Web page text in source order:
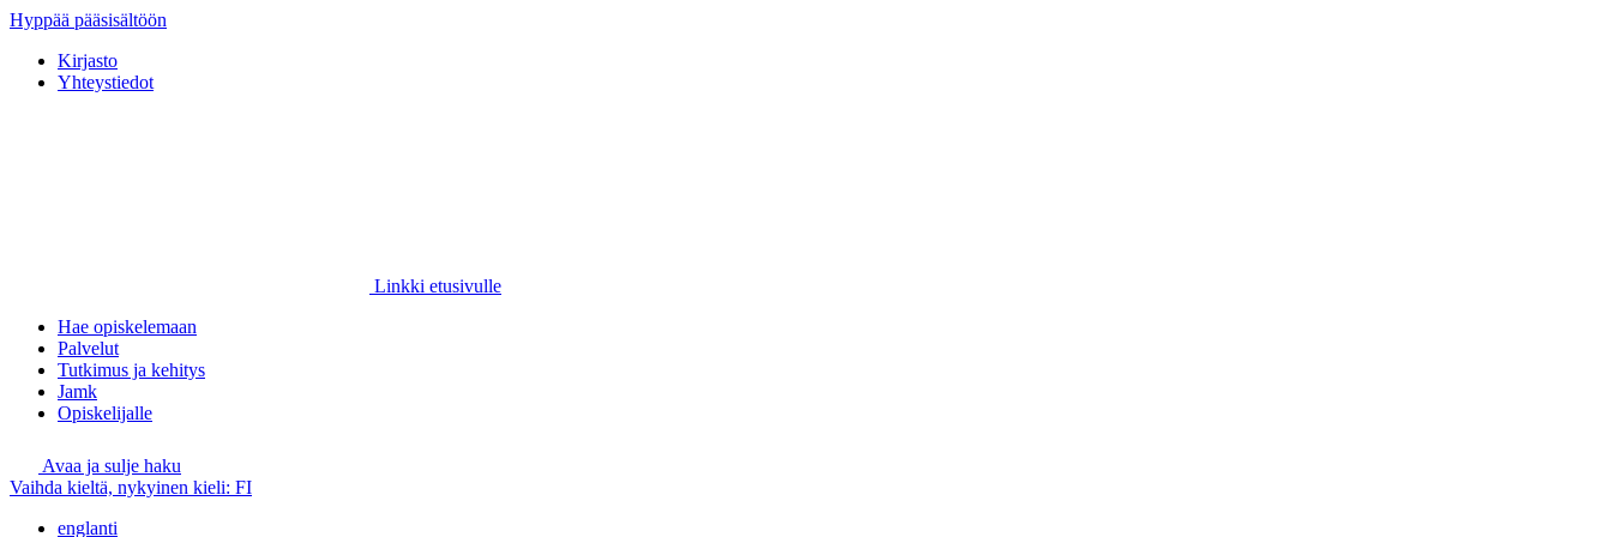
Hyppää pääsisältöön
Kirjasto
Yhteystiedot
Linkki etusivulle
Hae opiskelemaan
Palvelut
Tutkimus ja kehitys
Jamk
Opiskelijalle
Avaa ja sulje haku
Vaihda kieltä, nykyinen kieli: FI
englanti